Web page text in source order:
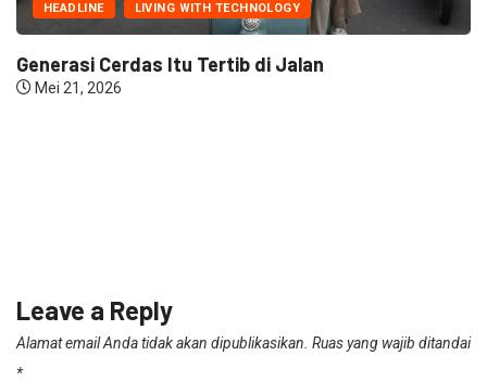
HEADLINE LIVING WITH TECHNOLOGY
Generasi Cerdas Itu Tertib di Jalan
Mei 21, 2026
Leave a Reply
Alamat email Anda tidak akan dipublikasikan. Ruas yang wajib ditandai
*